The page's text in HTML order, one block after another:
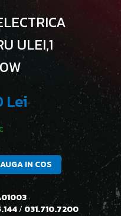
ULEI,1
Lei
IN COS
/ 031.710.7200